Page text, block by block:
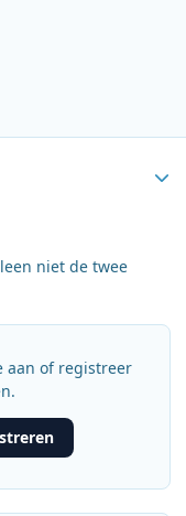
niet de twee
aan of registreer